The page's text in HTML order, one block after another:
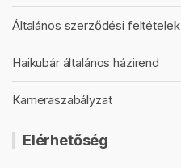
Általános szerződési feltételek
Haikubár általános házirend
Kameraszabályzat
Elérhetőség